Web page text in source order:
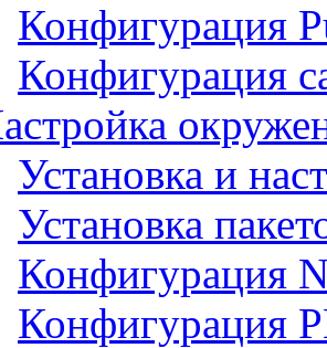
Конфигурация
Конфигурация
Установка и
Установка
Конфигурация
Конфигурация